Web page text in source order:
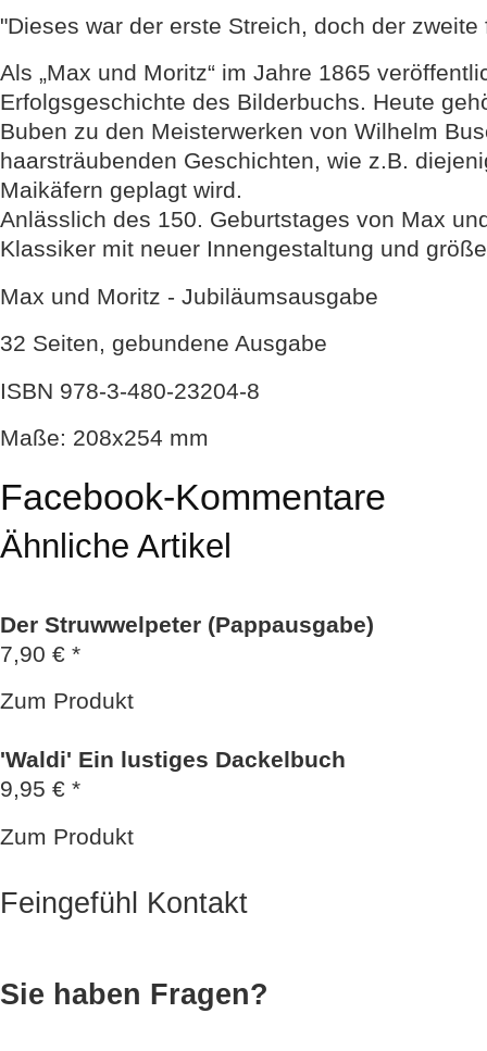
"Dieses war der erste Streich, doch der
Als „Max und Moritz“ im Jahre 1865
Erfolgsgeschichte des Bilderbuchs. Heute
Buben zu den Meisterwerken von Wilhelm
haarsträubenden Geschichten, wie z.B.
Maikäfern geplagt wird.
Anlässlich des 150. Geburtstages von Max
Klassiker mit neuer Innengestaltung und
Max und Moritz - Jubiläumsausgabe
32 Seiten, gebundene Ausgabe
ISBN 978-3-480-23204-8
Maße: 208x254 mm
Facebook-Kommentare
Ähnliche Artikel
Der Struwwelpeter (Pappausgabe)
7,90 € *
Zum Produkt
'Waldi' Ein lustiges Dackelbuch
9,95 € *
Zum Produkt
Feingefühl Kontakt
Sie haben Fragen?